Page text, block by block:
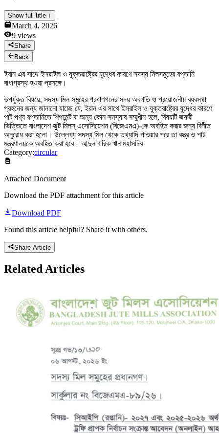
Show full title ↓
March 4, 2026
9 views
Share
Back
ইরান এর সাথে ইসরাইল ও যুক্তরাষ্ট্রের যুদ্ধের কারণে সদস্য মিলসমুহের রপ্তানি
বাধাগ্রস্থ হওয়া প্রসঙ্গে।
উপর্যুক্ত বিষয়ে, সদস্য মিল সমুহের প্রধাণগনের সদয় অবগতি ও প্রয়োজনীয় ব্যবস্থা
গ্রহনের জন্য জানানো যাচ্ছে যে, ইরান এর সাথে ইসরাইল ও যুক্তরাষ্ট্রের যুদ্ধের কারণে
পাট পণ্য রপ্তানিতে শিপমেন্ট বা অন্য কোন সমস্যার সম্মুখীন হলে, বিষয়টি জরুরী
ভিত্তিতে বাংলাদেশ জুট মিলস্ এসোসিয়েশন (বিজেএমএ)-কে অবহিত করার জন্য বিনীত
অনুরোধ করা হলো। উল্লেখ্য সদস্য মিল থেকে তথ্যাদি পাওয়ার পরে তা বস্ত্র ও পাট
মন্ত্রণালয়কে অবহিত করা হবে। আব্দুল বারিক খান মহাসচিব
Category:circular
Attached Document
Download the PDF attachment for this article
Download PDF
Found this article helpful? Share it with others.
Share Article
Related Articles